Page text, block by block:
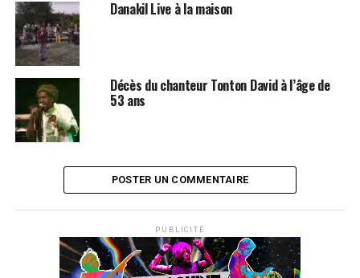
SUJETS ASSOCIÉS: ALPHA BLONDY REGGAE SALIF KEITA
Danakil Live à la maison
Décès du chanteur Tonton David à l’âge de
53 ans
POSTER UN COMMENTAIRE
PUBLICITÉ